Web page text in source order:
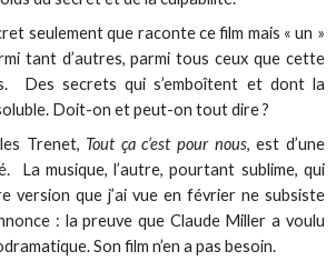
seulement que raconte ce film mais « un »
tant d’autres, parmi tous ceux que cette
Des secrets qui s’emboîtent et dont la
Doit-on et peut-on tout dire ?
Trenet, Tout ça c’est pour nous, est d’une
La musique, l’autre, pourtant sublime, qui
version que j’ai vue en février ne subsiste
: la preuve que Claude Miller a voulu
Son film n’en a pas besoin.